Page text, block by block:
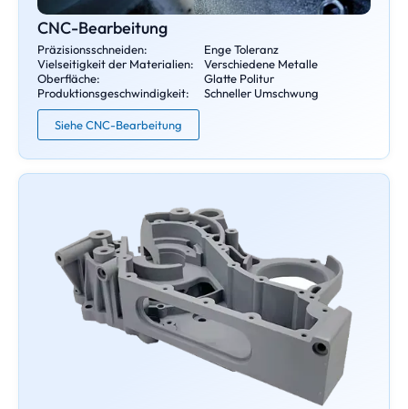
CNC-Bearbeitung
Präzisionsschneiden:
Enge Toleranz
Vielseitigkeit der Materialien:
Verschiedene Metalle
Oberfläche:
Glatte Politur
Produktionsgeschwindigkeit:
Schneller Umschwung
Siehe CNC-Bearbeitung